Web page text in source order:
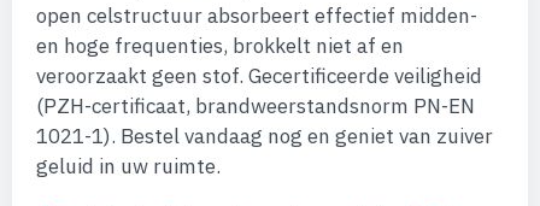
open celstructuur absorbeert effectief midden-
en hoge frequenties, brokkelt niet af en
veroorzaakt geen stof. Gecertificeerde veiligheid
(PZH-certificaat, brandweerstandsnorm PN-EN
1021-1). Bestel vandaag nog en geniet van zuiver
geluid in uw ruimte.